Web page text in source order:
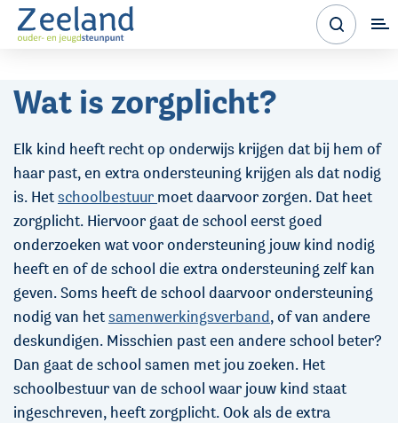
Wat is zorgplicht?
Elk kind heeft recht op onderwijs krijgen dat bij hem of
haar past, en extra ondersteuning krijgen als dat nodig
is. Hetschoolbestuur moet daarvoor zorgen. Dat heet
zorgplicht. Hiervoor gaat de school eerst goed
onderzoeken wat voor ondersteuning jouw kind nodig
heeft en of de school die extra ondersteuning zelf kan
geven. Soms heeft de school daarvoor ondersteuning
nodig van hetsamenwerkingsverband, of van andere
deskundigen. Misschien past een andere school beter?
Dan gaat de school samen met jou zoeken. Het
schoolbestuur van de school waar jouw kind staat
ingeschreven, heeft zorgplicht. Ook als de extra